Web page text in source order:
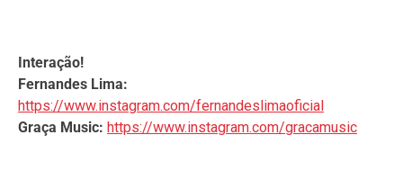
Interação!
Fernandes Lima:
https://www.instagram.com/fernandeslimaoficial
Graça Music: https://www.instagram.com/gracamusic